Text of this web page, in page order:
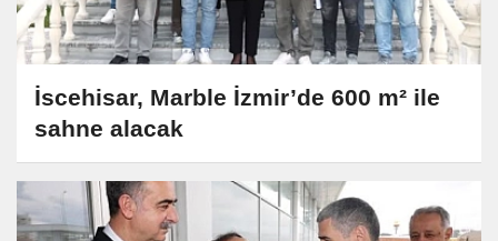
İscehisar, Marble İzmir’de 600 m² ile
sahne alacak